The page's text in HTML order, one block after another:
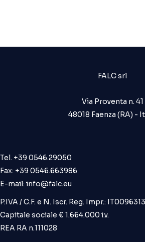
FALC srl
Via Proventa n. 41
48018 Faenza (RA) -
Tel. +39 0546.29050
Fax: +39 0546.663986
E-mail: info@falc.eu
P.IVA / C.F. e N. Iscr. Reg. Impr.:
Capitale sociale € 1.664.000 i.v.
REA RA n.111028